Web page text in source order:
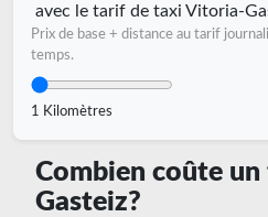
avec le tarif de taxi Vitoria-
Prix de base + distance au tarif
temps.
1 Kilomètres
Combien coûte
Gasteiz?